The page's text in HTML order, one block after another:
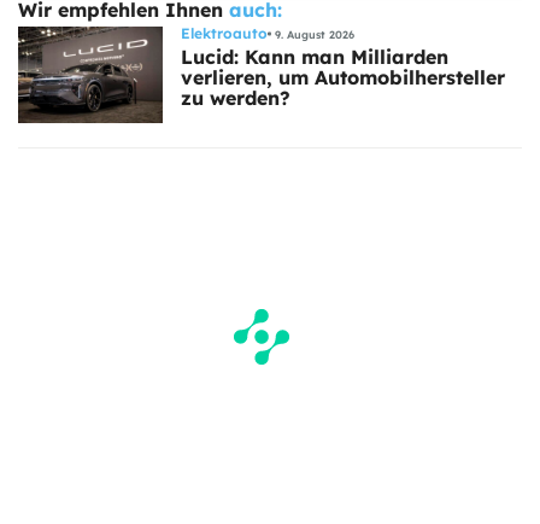
Wir empfehlen Ihnen auch:
Elektroauto 9. August 2026
Lucid: Kann man Milliarden
verlieren, um Automobilhersteller
zu werden?